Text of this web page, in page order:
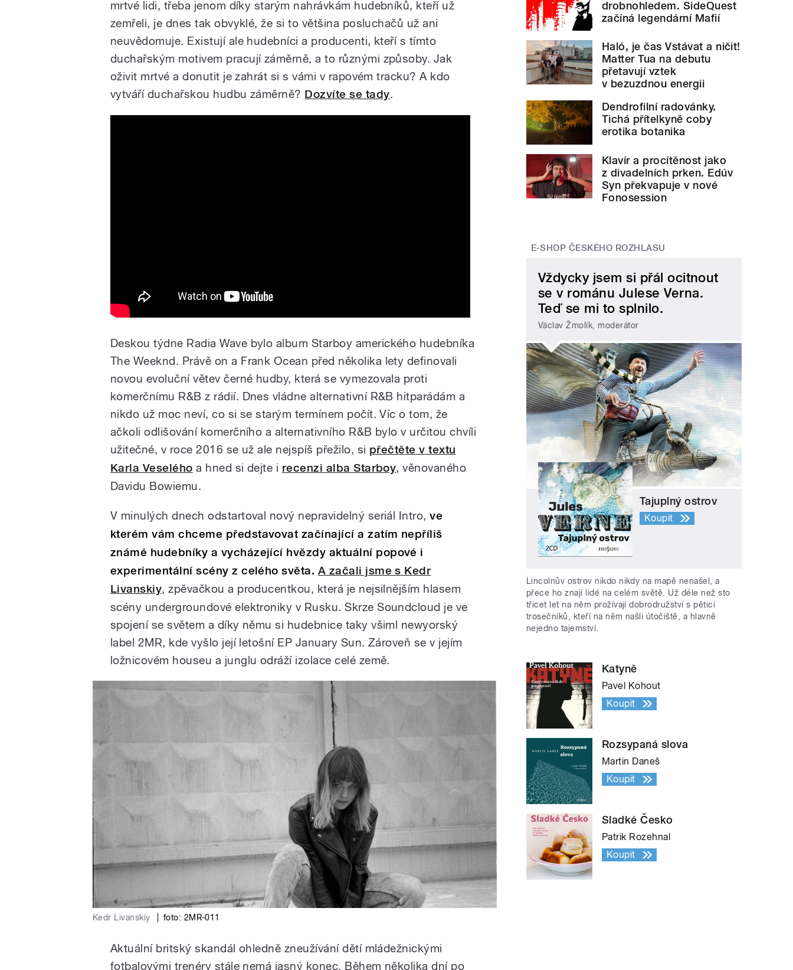
mrtvé lidi, třeba jenom díky starým nahrávkám hudebníků, kteří už
zemřeli, je dnes tak obvyklé, že si to většina posluchačů už ani
neuvědomuje. Existují ale hudebníci a producenti, kteří s tímto
duchařským motivem pracují záměrně, a to různými způsoby. Jak
oživit mrtvé a donutit je zahrát si s vámi v rapovém tracku? A kdo
vytváří duchařskou hudbu záměrně? Dozvíte se tady.
Deskou týdne Radia Wave bylo album Starboy amerického hudebníka
The Weeknd. Právě on a Frank Ocean před několika lety definovali
novou evoluční větev černé hudby, která se vymezovala proti
komerčnímu R&B z rádií. Dnes vládne alternativní R&B hitparádám a
nikdo už moc neví, co si se starým termínem počít. Víc o tom, že
ačkoli odlišování komerčního a alternativního R&B bylo v určitou chvíli
užitečné, v roce 2016 se už ale nejspíš přežilo, si přečtěte v textu
Karla Veselého a hned si dejte i recenzi alba Starboy, věnovaného
Davidu Bowiemu.
V minulých dnech odstartoval nový nepravidelný seriál Intro,ve
kterém vám chceme představovat začínající a zatím nepříliš
známé hudebníky a vycházející hvězdy aktuální popové i
experimentální scény z celého světa. A začali jsme s Kedr
Livanskiy, zpěvačkou a producentkou, která je nejsilnějším hlasem
scény undergroundové elektroniky v Rusku. Skrze Soundcloud je ve
spojení se světem a díky němu si hudebnice taky všiml newyorský
label 2MR, kde vyšlo její letošní EP January Sun. Zároveň se v jejím
ložnicovém houseu a junglu odráží izolace celé země.
Kedr Livanskiy foto: 2MR-011
Aktuální britský skandál ohledně zneužívání dětí mládežnickými
fotbalovými trenéry stále nemá jasný konec. Během několika dní po
drobnohledem. SideQuest
začíná legendární Mafií
Haló, je čas Vstávat a ničit!
Matter Tua na debutu
přetavují vztek
v bezuzdnou energii
Dendrofilní radovánky.
Tichá přítelkyně coby
erotika botanika
Klavír a procítěnost jako
z divadelních prken. Edúv
Syn překvapuje v nové
Fonosession
E-SHOP ČESKÉHO ROZHLASU
Vždycky jsem si přál ocitnout
se v románu Julese Verna.
Teď se mi to splnilo.
Václav Žmolík, moderátor
Tajuplný ostrov
Koupit
Lincolnův ostrov nikdo nikdy na mapě nenašel, a
přece ho znají lidé na celém světě. Už déle než sto
třicet let na něm prožívají dobrodružství s pěticí
trosečníků, kteří na něm našli útočiště, a hlavně
nejedno tajemství.
Katyně
Pavel Kohout
Koupit
Rozsypaná slova
Martin Daneš
Koupit
Sladké Česko
Patrik Rozehnal
Koupit